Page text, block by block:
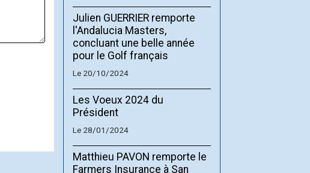
Julien GUERRIER remporte
l'Andalucia Masters,
concluant une belle année
pour le Golf français
Le 20/10/2024
Les Voeux 2024 du
Président
Le 28/01/2024
Matthieu PAVON remporte le
Farmers Insurance à San